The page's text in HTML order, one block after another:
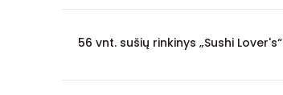
56 vnt. sušių rinkinys „Sushi Lover's“